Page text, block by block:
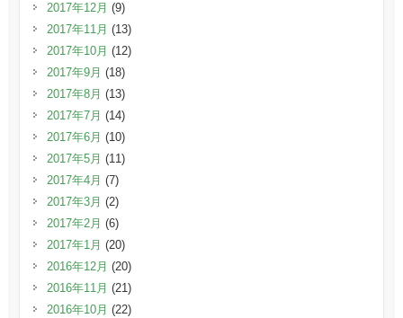
2017年12月 (9)
2017年11月 (13)
2017年10月 (12)
2017年9月 (18)
2017年8月 (13)
2017年7月 (14)
2017年6月 (10)
2017年5月 (11)
2017年4月 (7)
2017年3月 (2)
2017年2月 (6)
2017年1月 (20)
2016年12月 (20)
2016年11月 (21)
2016年10月 (22)